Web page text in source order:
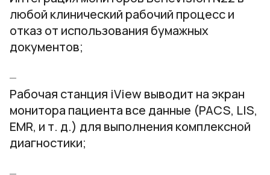
любой клинический рабочий процесс и
отказ от использования бумажных
документов;
Рабочая станция iView выводит на экран
монитора пациента все данные (PACS, LIS,
EMR, и т. д.) для выполнения комплексной
диагностики;